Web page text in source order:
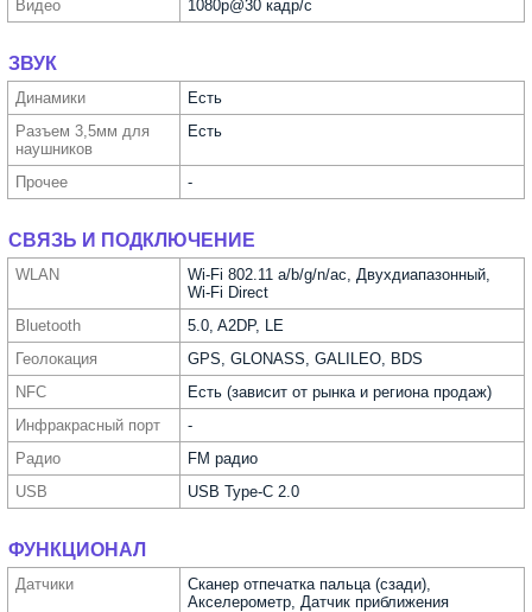
Видео 1080p@30 кадр/с
ЗВУК
Динамики
Есть
Разъем 3,5мм для
науш­ников
Есть
Прочее -
СВЯЗЬ И ПОДКЛЮЧЕНИЕ
WLAN
Wi-Fi 802.11 a/b/g/n/ac, Двухдиапазонный,
Wi-Fi Direct
Bluetooth
5.0, A2DP, LE
Геолока­ция
GPS, GLONASS, GALILEO, BDS
NFC
Есть (зависит от рынка и региона продаж)
Инфра­красный порт
-
Радио
FM радио
USB
USB Type-C 2.0
ФУНКЦИОНАЛ
Датчики
Сканер отпечатка пальца (сзади),
Акселерометр, Датчик приближения